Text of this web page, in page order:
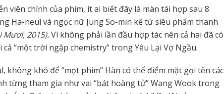
viên chính của phim, ít ai biết đây là màn tái hợp sau 8
Ha-neul và ngọc nữ Jung So-min kể từ siêu phẩm thanh
Mươi, 2015).Vì không phải lần đầu hợp tác nên cả hai đã có
cả “một trời ngập chemistry” trong Yêu Lại Vợ Ngầu.
không khó để “mọt phim” Hàn có thể điểm mặt gọi tên các
từng tham gia như vai “bát hoàng tử” Wang Wook trong